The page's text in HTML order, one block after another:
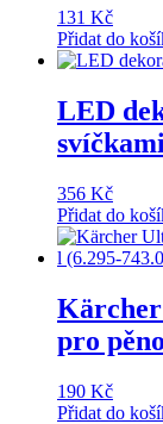
131 Kč
Přidat do
LED
svíčkami
356 Kč
Přidat do
pro
190 Kč
Přidat do